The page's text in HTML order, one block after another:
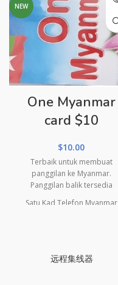
NEW
One Myanmar
card $10
$10.00
Terbaik untuk membuat
panggilan ke Myanmar.
Panggilan balik tersedia
Satu Kad Telefon Myanmar
pantas. Pilihan terbaik untuk
远程集线器